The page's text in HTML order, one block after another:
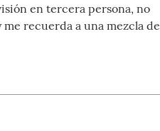
en tercera persona, no
me recuerda a una mezcla de